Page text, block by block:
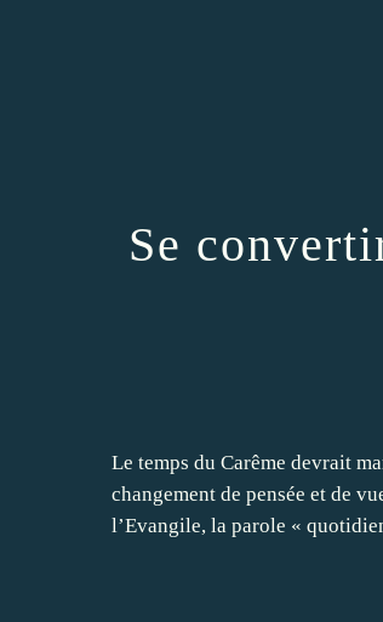
Se
Le temps du Carême devrait
changement de pensée et de
l’Evangile, la parole «